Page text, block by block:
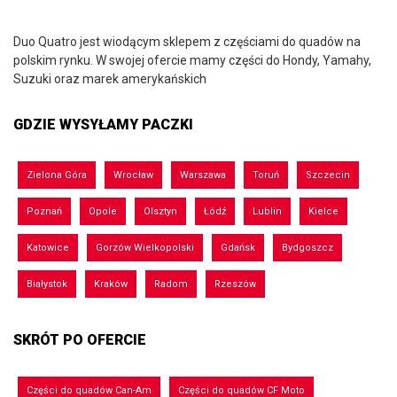
Duo Quatro jest wiodącym sklepem z częściami do quadów na
polskim rynku. W swojej ofercie mamy części do Hondy, Yamahy,
Suzuki oraz marek amerykańskich
GDZIE WYSYŁAMY PACZKI
Zielona Góra Wrocław Warszawa Toruń Szczecin
Poznań Opole Olsztyn Łódź Lublin Kielce
Katowice Gorzów Wielkopolski Gdańsk Bydgoszcz
Białystok Kraków Radom Rzeszów
SKRÓT PO OFERCIE
Części do quadów Can-Am Części do quadów CF Moto